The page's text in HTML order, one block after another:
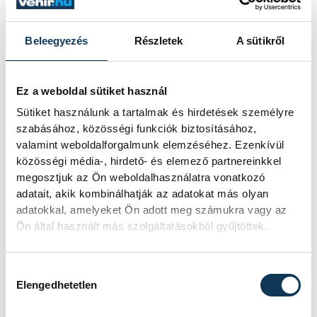
Beleegyezés Részletek A sütikről
Ez a weboldal sütiket használ
Sütiket használunk a tartalmak és hirdetések személyre
szabásához, közösségi funkciók biztosításához,
valamint weboldalforgalmunk elemzéséhez. Ezenkívül
közösségi média-, hirdető- és elemező partnereinkkel
megosztjuk az Ön weboldalhasználatra vonatkozó
adatait, akik kombinálhatják az adatokat más olyan
adatokkal, amelyeket Ön adott meg számukra vagy az
Ön által használt más szolgáltatásokból gyűjtöttek.
Elengedhetetlen
Görögország - Magyarország mérkőzésen a
szingapúri vizes világbajnokságon az OCBC
Aquatic Centre-ben 2025. július 23-án.
A magyarok kis szerencsével szépítettek, a
görög lövés a felső lécről lepattanva a
képzeletbeli gólvonalról kifelé csorgott,
Vályi pedig megúszott és befejezte a
ziccert.
védekezés megingását Eleni Kszenaki